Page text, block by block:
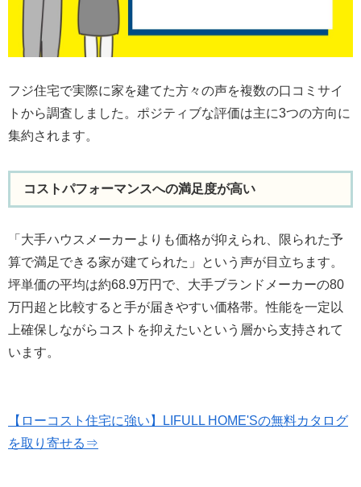
フジ住宅で実際に家を建てた方々の声を複数の口コミサイ
トから調査しました。ポジティブな評価は主に3つの方向に
集約されます。
コストパフォーマンスへの満足度が高い
「大手ハウスメーカーよりも価格が抑えられ、限られた予
算で満足できる家が建てられた」という声が目立ちます。
坪単価の平均は約68.9万円で、大手ブランドメーカーの80
万円超と比較すると手が届きやすい価格帯。性能を一定以
上確保しながらコストを抑えたいという層から支持されて
います。
【ローコスト住宅に強い】LIFULL HOME'Sの無料カタログ
を取り寄せる⇒